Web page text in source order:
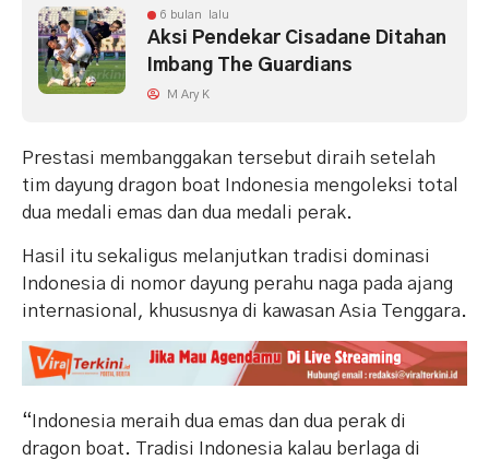
6 bulan lalu
Aksi Pendekar Cisadane Ditahan
Imbang The Guardians
M Ary K
Prestasi membanggakan tersebut diraih setelah
tim dayung dragon boat Indonesia mengoleksi total
dua medali emas dan dua medali perak.
Hasil itu sekaligus melanjutkan tradisi dominasi
Indonesia di nomor dayung perahu naga pada ajang
internasional, khususnya di kawasan Asia Tenggara.
“Indonesia meraih dua emas dan dua perak di
dragon boat. Tradisi Indonesia kalau berlaga di